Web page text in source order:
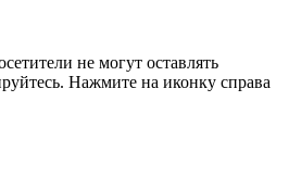
не могут оставлять
Нажмите на иконку справа